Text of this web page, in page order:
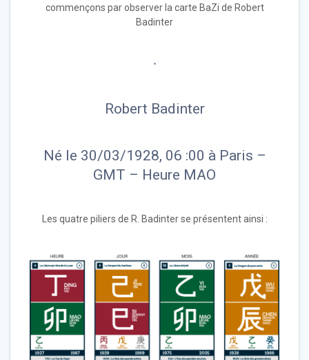
commençons par observer la carte BaZi de Robert
Badinter
•
Robert Badinter
Né le 30/03/1928, 06 :00 à Paris –
GMT – Heure MAO
Les quatre piliers de R. Badinter se présentent ainsi :